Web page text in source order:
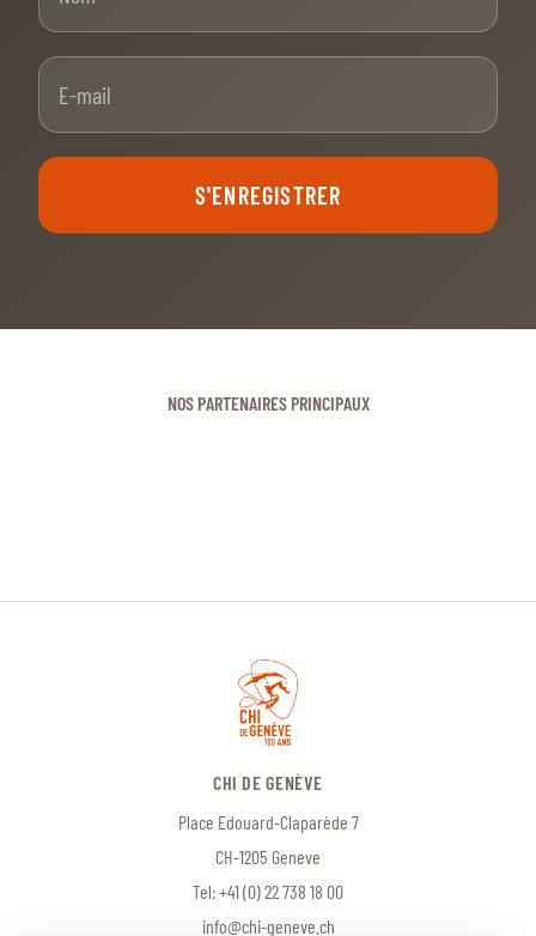
S'ENREGISTRER
NOS PARTENAIRES PRINCIPAUX
CHI DE GENÈVE
Place Edouard-Claparède 7
CH-1205 Geneve
Tel:+41 (0) 22 738 18 00
info@chi-geneve.ch